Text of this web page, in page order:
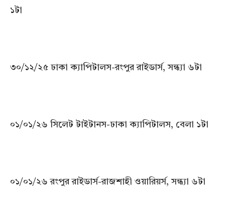
১টা
৩০/১২/২৫ ঢাকা ক্যাপিটালস-রংপুর রাইডার্স, সন্ধ্যা ৬টা
০১/০১/২৬ সিলেট টাইটানস-ঢাকা ক্যাপিটালস, বেলা ১টা
০১/০১/২৬ রংপুর রাইডার্স-রাজশাহী ওয়ারিয়র্স, সন্ধ্যা ৬টা